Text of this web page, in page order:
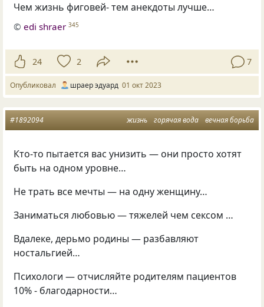
Чем жизнь фиговей- тем анекдоты лучше…
©edi shraer 345
24 2 7
Опубликовал шраер эдуард 01 окт 2023
жизнь горячая вода вечная борьба
#1892094
Кто-то пытается вас унизить — они просто хотят
быть на одном уровне…
Не трать все мечты — на одну женщину…
Заниматься любовью — тяжелей чем сексом …
Вдалеке, дерьмо родины — разбавляют
ностальгией…
Психологи — отчисляйте родителям пациентов
10% - благодарности…